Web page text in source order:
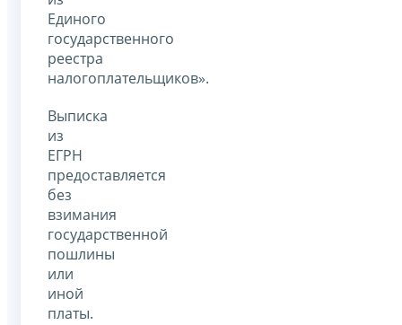
Единого
государственного
реестра
налогоплательщиков».
Выписка
из
ЕГРН
предоставляется
без
взимания
государственной
пошлины
или
иной
платы.